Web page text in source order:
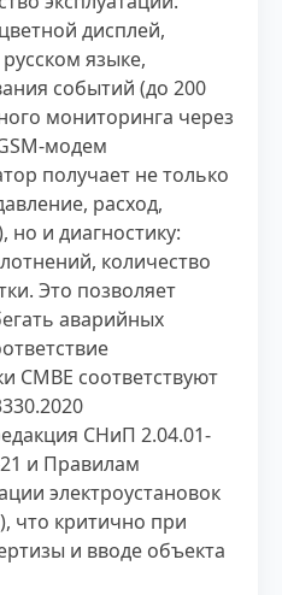
дисплей,
языке,
событий (до 200
мониторинга через
модем
получает не только
расход,
но и диагностику:
количество
Это позволяет
аварийных
CMBE соответствуют
СНиП 2.04.01-
и Правилам
электроустановок
что критично при
и вводе объекта